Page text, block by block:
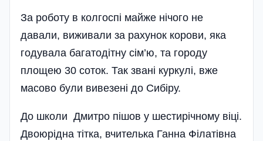
За роботу в колгоспі майже нічого не
давали, виживали за рахунок корови, яка
годувала багатодітну сім’ю, та городу
площею 30 соток. Так звані куркулі, вже
масово були вивезені до Сибіру.
До школи Дмитро пішов у шестирічному віці.
Двоюрідна тітка, вчителька Ганна Філатівна